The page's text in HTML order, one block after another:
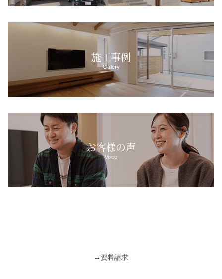
施工事例
Gallery
お客様の声
Voice
→ 資料請求